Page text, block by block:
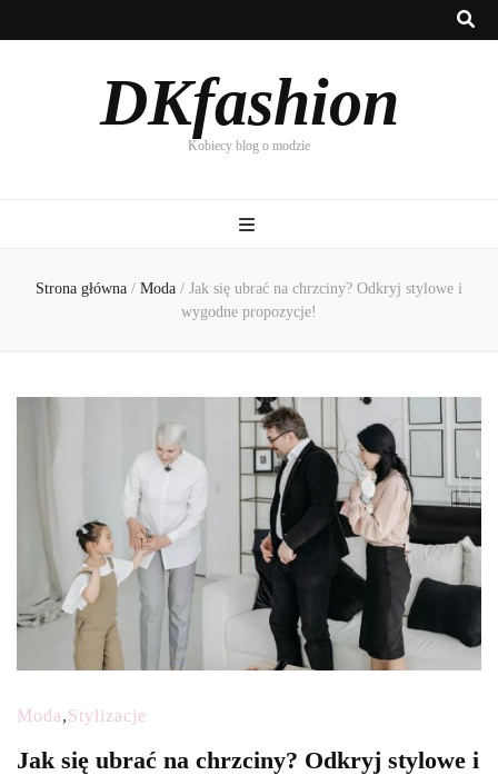
DKfashion
Kobiecy blog o modzie
Strona główna / Moda / Jak się ubrać na chrzciny? Odkryj stylowe i
wygodne propozycje!
Moda,Stylizacje
Jak się ubrać na chrzciny? Odkryj stylowe i